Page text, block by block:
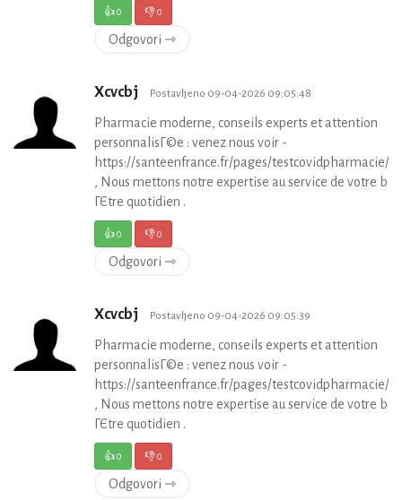
👍0 👎0
Odgovori ⇾
Xcvcbj Postavljeno 09-04-2026 09:05:48
Pharmacie moderne, conseils experts et attention
personnalisГ©e : venez nous voir -
https://santeenfrance.fr/pages/testcovidpharmacie/
, Nous mettons notre expertise au service de votre
ГЄtre quotidien .
👍0 👎0
Odgovori ⇾
Xcvcbj Postavljeno 09-04-2026 09:05:39
Pharmacie moderne, conseils experts et attention
personnalisГ©e : venez nous voir -
https://santeenfrance.fr/pages/testcovidpharmacie/
, Nous mettons notre expertise au service de votre
ГЄtre quotidien .
👍0 👎0
Odgovori ⇾